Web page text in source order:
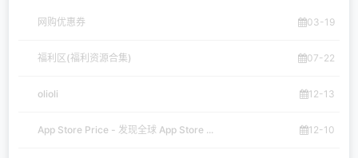
网购优惠券 03-19
福利区(福利资源合集) 07-22
olioli 12-13
App Store Price - 发现全球 App Store ... 12-10